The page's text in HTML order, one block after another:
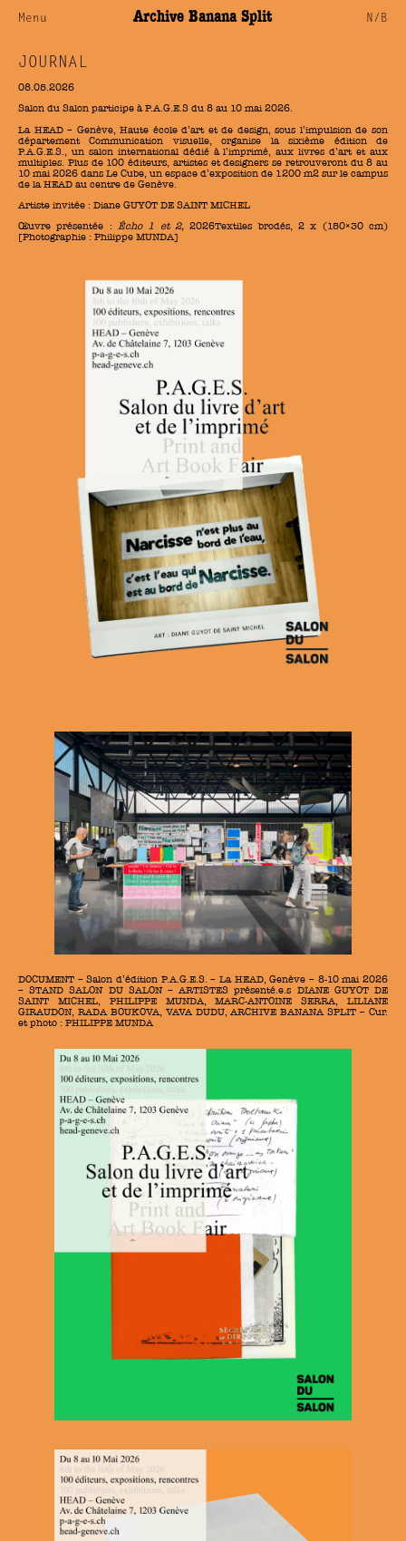
Menu N/B
Archive Banana Split
JOURNAL
08.05.2026
Salon du Salon participe à P.A.G.E.S du 8 au 10 mai 2026.
La HEAD – Genève, Haute école d’art et de design, sous l’impulsion de son
département Communication visuelle, organise la sixième édition de
P.A.G.E.S., un salon international dédié à l’imprimé, aux livres d’art et aux
multiples. Plus de 100 éditeurs, artistes et designers se retrouveront du 8 au
10 mai 2026 dans Le Cube, un espace d’exposition de 1200 m2 sur le campus
de la HEAD au centre de Genève.
Artiste invitée : Diane GUYOT DE SAINT MICHEL
Œuvre présentée : Écho 1 et 2,2026Textiles brodés, 2 x (150×30 cm)
[Photographie : Philippe MUNDA]
DOCUMENT – Salon d’édition P.A.G.E.S. – La HEAD, Genève – 8-10 mai 2026
– STAND SALON DU SALON – ARTISTES présenté.e.s DIANE GUYOT DE
SAINT MICHEL, PHILIPPE MUNDA, MARC-ANTOINE SERRA, LILIANE
GIRAUDON, RADA BOUKOVA, VAVA DUDU, ARCHIVE BANANA SPLIT – Cur.
et photo : PHILIPPE MUNDA